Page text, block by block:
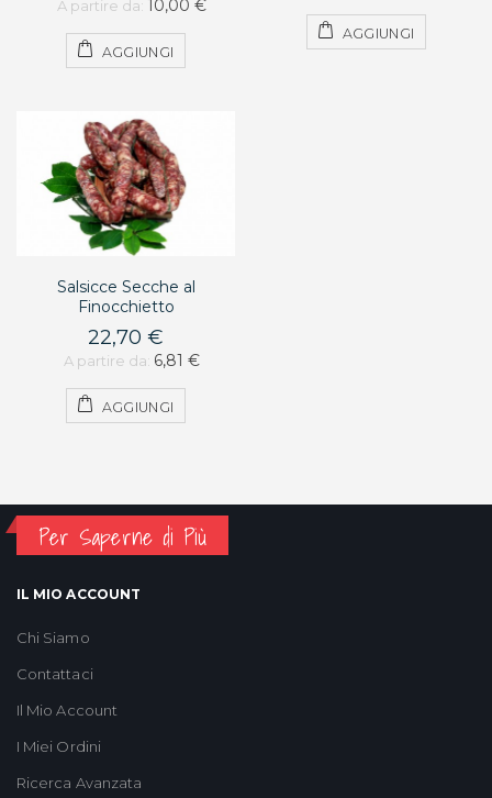
A partire da: 10,00 €
AGGIUNGI
AGGIUNGI
Salsicce Secche al
Finocchietto
22,70 €
A partire da: 6,81 €
AGGIUNGI
Per Saperne di Più
IL MIO ACCOUNT
Chi Siamo
Contattaci
Il Mio Account
I Miei Ordini
Ricerca Avanzata